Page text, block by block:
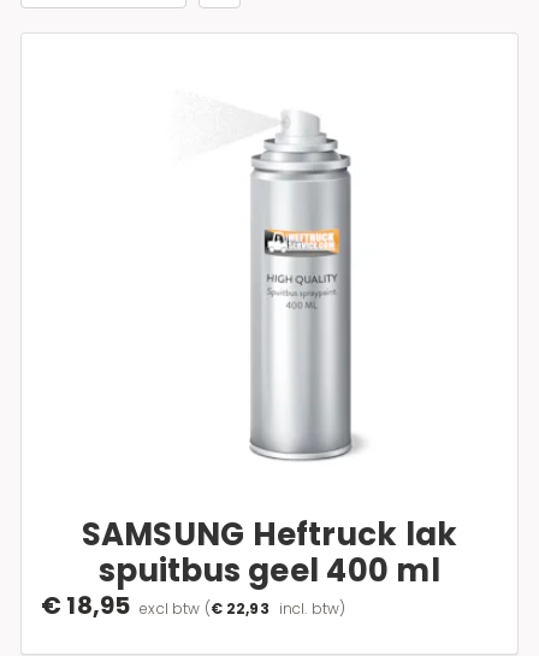
SAMSUNG Heftruck lak
spuitbus geel 400 ml
€ 18,95 excl btw (€ 22,93 incl. btw)